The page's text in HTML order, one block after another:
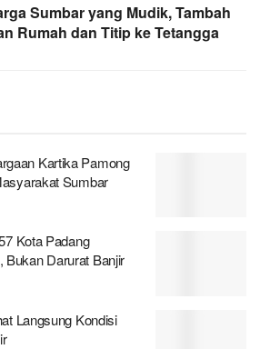
Sumbar yang Mudik, Tambah
Rumah dan Titip ke Tetangga
Kartika Pamong
Sumbar
Kota Padang
Darurat Banjir
Langsung Kondisi